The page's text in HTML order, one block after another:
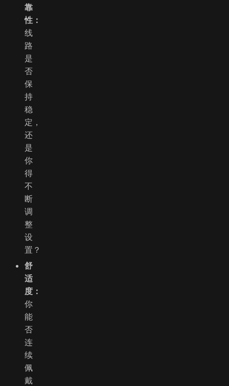
靠
性：
线
路
是
否
保
持
稳
定，
还
是
你
得
不
断
调
整
设
置？
舒
适
度：
你
能
否
连
续
佩
戴